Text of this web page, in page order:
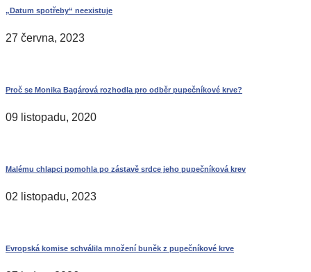
„Datum spotřeby“ neexistuje
27 června, 2023
Proč se Monika Bagárová rozhodla pro odběr pupečníkové krve?
09 listopadu, 2020
Malému chlapci pomohla po zástavě srdce jeho pupečníková krev
02 listopadu, 2023
Evropská komise schválila množení buněk z pupečníkové krve